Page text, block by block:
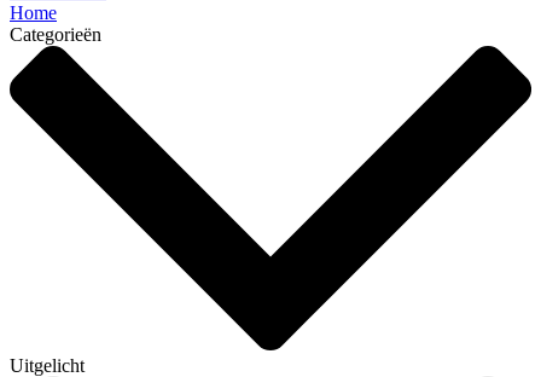
Home
Categorieën
Uitgelicht